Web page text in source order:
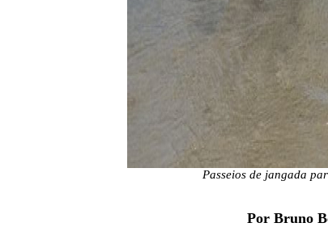
Passeios de jangada
Por Bruno